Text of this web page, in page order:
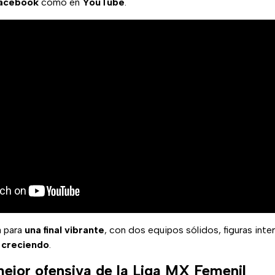
para una final vibrante, con dos equipos sólidos, figuras
.
ofensiva de la Liga MX Femenil